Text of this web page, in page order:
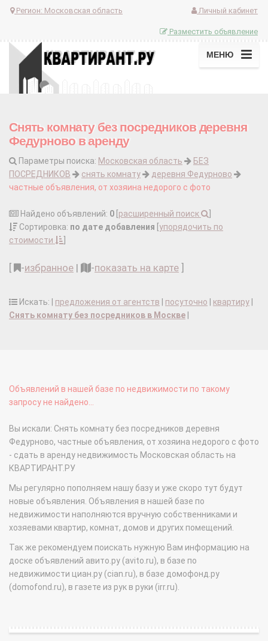
Регион: Московская область Личный кабинет
Разместить объявление
МЕНЮ
Снять комнату без посредников деревня
Федурново в аренду
Параметры поиска: Московская область
БЕЗ
ПОСРЕДНИКОВ
снять комнату
деревня Федурново
частные объявления, от хозяина недорого с фото
Найдено объявлений: 0 расширенный поиск
Сортировка: по дате добавления упорядочить по
стоимости
-избранное | -показать на карте
Искать: | предложения от агентств посуточно квартиру
Снять комнату без посредников в Москве
Объявлений в нашей базе по недвижимости по такому
запросу не найдено...
Вы искали: Снять комнату без посредников деревня
Федурново, частные объявления, от хозяина недорого с фото
- сдать в аренду недвижимость Московская область на
КВАРТИРАНТ.РУ
Мы регулярно пополняем нашу базу и уже скоро тут будут
новые объявления. Объявления в нашей базе по
недвижимости наполняются вручную собственниками и
хозяевами квартир, комнат, домов и других помещений.
Так же рекомендуем поискать нужную Вам информацию на
доске объявлений авито.ру (avito.ru), в базе по
недвижимости циан.ру (cian.ru), в базе домофонд.ру
(domofond.ru), в газете из рук в руки (irr.ru).